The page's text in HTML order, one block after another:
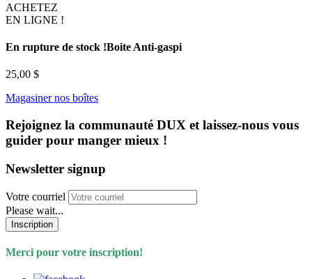
ACHETEZ
EN LIGNE !
En rupture de stock !Boite Anti-gaspi
25,00 $
Magasiner nos boîtes
Rejoignez la communauté DUX et laissez-nous vous
guider pour manger mieux !
Newsletter signup
Votre courriel
Please wait...
Inscription
Merci pour votre inscription!